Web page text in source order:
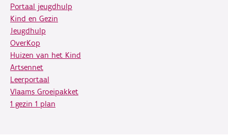
Portaal jeugdhulp
Kind en Gezin
Jeugdhulp
OverKop
Huizen van het Kind
Artsennet
Leerportaal
Vlaams Groeipakket
1 gezin 1 plan